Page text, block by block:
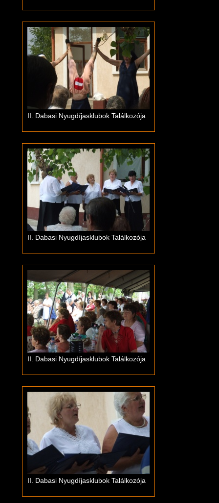
II. Dabasi Nyugdíjasklubok Találkozója
II. Dabasi Nyugdíjasklubok Találkozója
II. Dabasi Nyugdíjasklubok Találkozója
II. Dabasi Nyugdíjasklubok Találkozója